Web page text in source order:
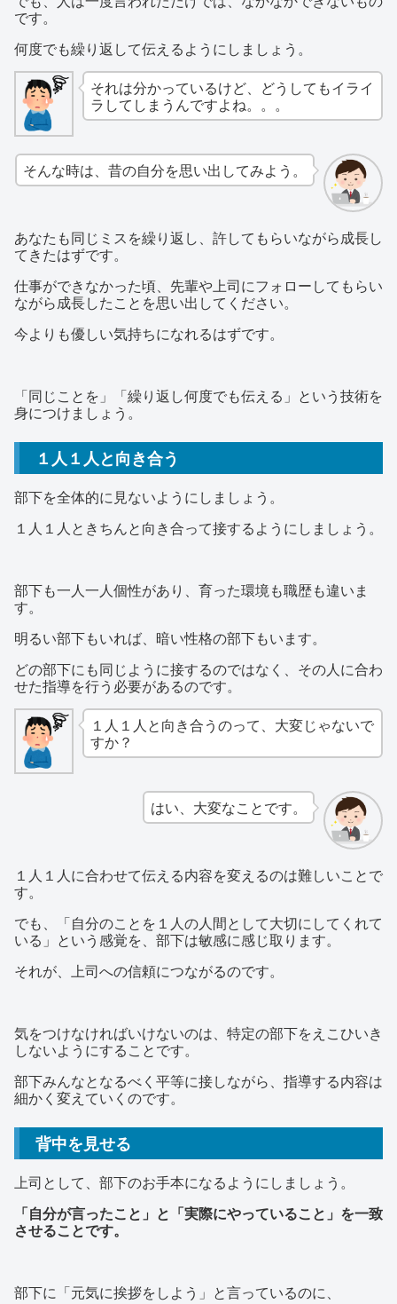
です。
何度でも繰り返して伝えるようにしましょう。
それは分かっているけど、どうしてもイライ
ラしてしまうんですよね。。。
そんな時は、昔の自分を思い出してみよう。
あなたも同じミスを繰り返し、許してもらいながら成長し
てきたはずです。
仕事ができなかった頃、先輩や上司にフォローしてもらい
ながら成長したことを思い出してください。
今よりも優しい気持ちになれるはずです。
「同じことを」「繰り返し何度でも伝える」という技術を
身につけましょう。
１人１人と向き合う
部下を全体的に見ないようにしましょう。
１人１人ときちんと向き合って接するようにしましょう。
部下も一人一人個性があり、育った環境も職歴も違いま
す。
明るい部下もいれば、暗い性格の部下もいます。
どの部下にも同じように接するのではなく、その人に合わ
せた指導を行う必要があるのです。
１人１人と向き合うのって、大変じゃないで
すか？
はい、大変なことです。
１人１人に合わせて伝える内容を変えるのは難しいことで
す。
でも、「自分のことを１人の人間として大切にしてくれて
いる」という感覚を、部下は敏感に感じ取ります。
それが、上司への信頼につながるのです。
気をつけなければいけないのは、特定の部下をえこひいき
しないようにすることです。
部下みんなとなるべく平等に接しながら、指導する内容は
細かく変えていくのです。
背中を見せる
上司として、部下のお手本になるようにしましょう。
「自分が言ったこと」と「実際にやっていること」を一致
させることです。
部下に「元気に挨拶をしよう」と言っているのに、